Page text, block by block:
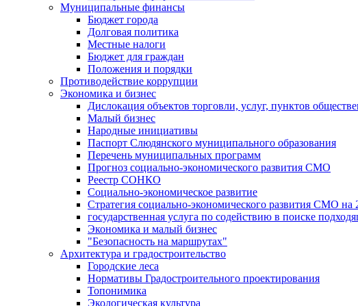
Муниципальные финансы
Бюджет города
Долговая политика
Местные налоги
Бюджет для граждан
Положения и порядки
Противодействие коррупции
Экономика и бизнес
Дислокация объектов торговли, услуг, пунктов
Малый бизнес
Народные инициативы
Паспорт Слюдянского муниципального образования
Перечень муниципальных программ
Прогноз социально-экономического развития СМО
Реестр СОНКО
Социально-экономическое развитие
Стратегия социально-экономического развития СМО на
государственная услуга по содействию в поиске
Экономика и малый бизнес
"Безопасность на маршрутах"
Архитектура и градостроительство
Городские леса
Нормативы Градостроительного проектирования
Топонимика
Экологическая культура